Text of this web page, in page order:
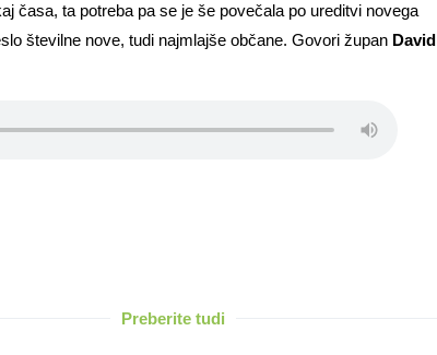
časa, ta potreba pa se je še povečala po ureditvi novega
številne nove, tudi najmlajše občane. Govori župan David
Preberite tudi